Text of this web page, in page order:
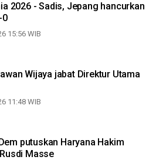
2026 - Sadis, Jepang hancurkan
0
15:56 WIB
Wijaya jabat Direktur Utama
11:48 WIB
putuskan Haryana Hakim
Masse